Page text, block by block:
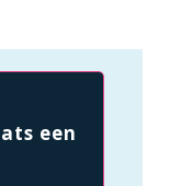
een